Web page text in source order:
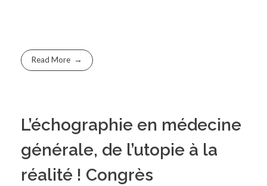
Read More
L’échographie en médecine
générale, de l’utopie à la
réalité ! Congrès